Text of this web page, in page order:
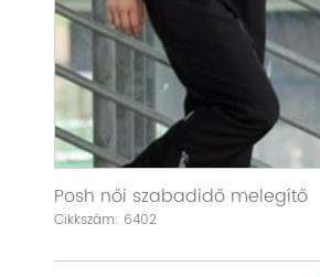
Posh női szabadidő melegítő
Cikkszám: 6402